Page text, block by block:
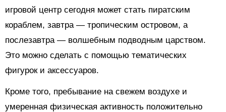
игровой центр сегодня может стать пиратским
кораблем, завтра — тропическим островом, а
послезавтра — волшебным подводным царством.
Это можно сделать с помощью тематических
фигурок и аксессуаров.
Кроме того, пребывание на свежем воздухе и
умеренная физическая активность положительно